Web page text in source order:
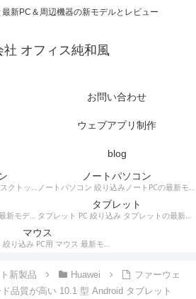
新PC＆周辺機器の新モデルとレビュー
社 オフィス純和風
お問い合わせ
ウェブアプリ制作
blog
デスクトップパソコン 絞り込み デスクトップPCの最新モデルやスペック・仕様に関する情報。
ノートパソコン
ノートパソコン 絞り込みノートPCの最新モデルやスペック・仕様に関する情報。
USBメモリ 絞り込み USBメモリの最新モデルやスペック・仕様に関する情報。
タブレット
タブレット PC 絞り込み タブレットの最新モデルやスペック・仕様に関する情報。
マウス
PC用 マウス 絞り込み PC用 マウス 最新モデルやスペック・仕様に関する情報。ワイヤレスマウス、有線マウス、接続タイプなど。
新製品 Huawei
ファーウェ
品質が高い 10.1 型 Android タブレット